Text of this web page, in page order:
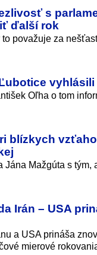
s
ďalší rok
považuje za
Oľha o tom
blízkych
Jána Mažgúta s
Irán – USA
a USA prináša
mierové